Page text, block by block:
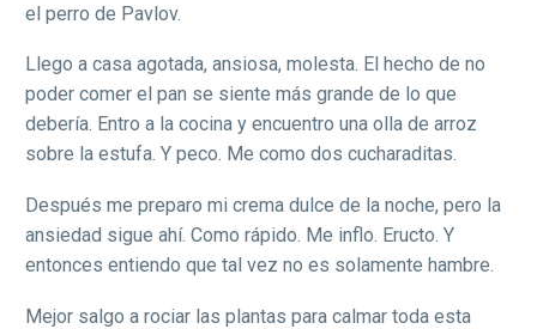
el perro de Pavlov.
Llego a casa agotada, ansiosa, molesta. El hecho de no
poder comer el pan se siente más grande de lo que
debería. Entro a la cocina y encuentro una olla de arroz
sobre la estufa. Y peco. Me como dos cucharaditas.
Después me preparo mi crema dulce de la noche, pero la
ansiedad sigue ahí. Como rápido. Me inflo. Eructo. Y
entonces entiendo que tal vez no es solamente hambre.
Mejor salgo a rociar las plantas para calmar toda esta